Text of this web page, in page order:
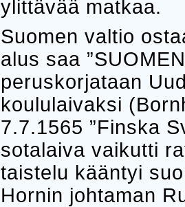
ylittävää matkaa.
Suomen valtio
alus saa
peruskorjataan
koululaivaksi
7.7.1565 ”Finska
sotalaiva vaikutti
taistelu kääntyi
Hornin johtaman